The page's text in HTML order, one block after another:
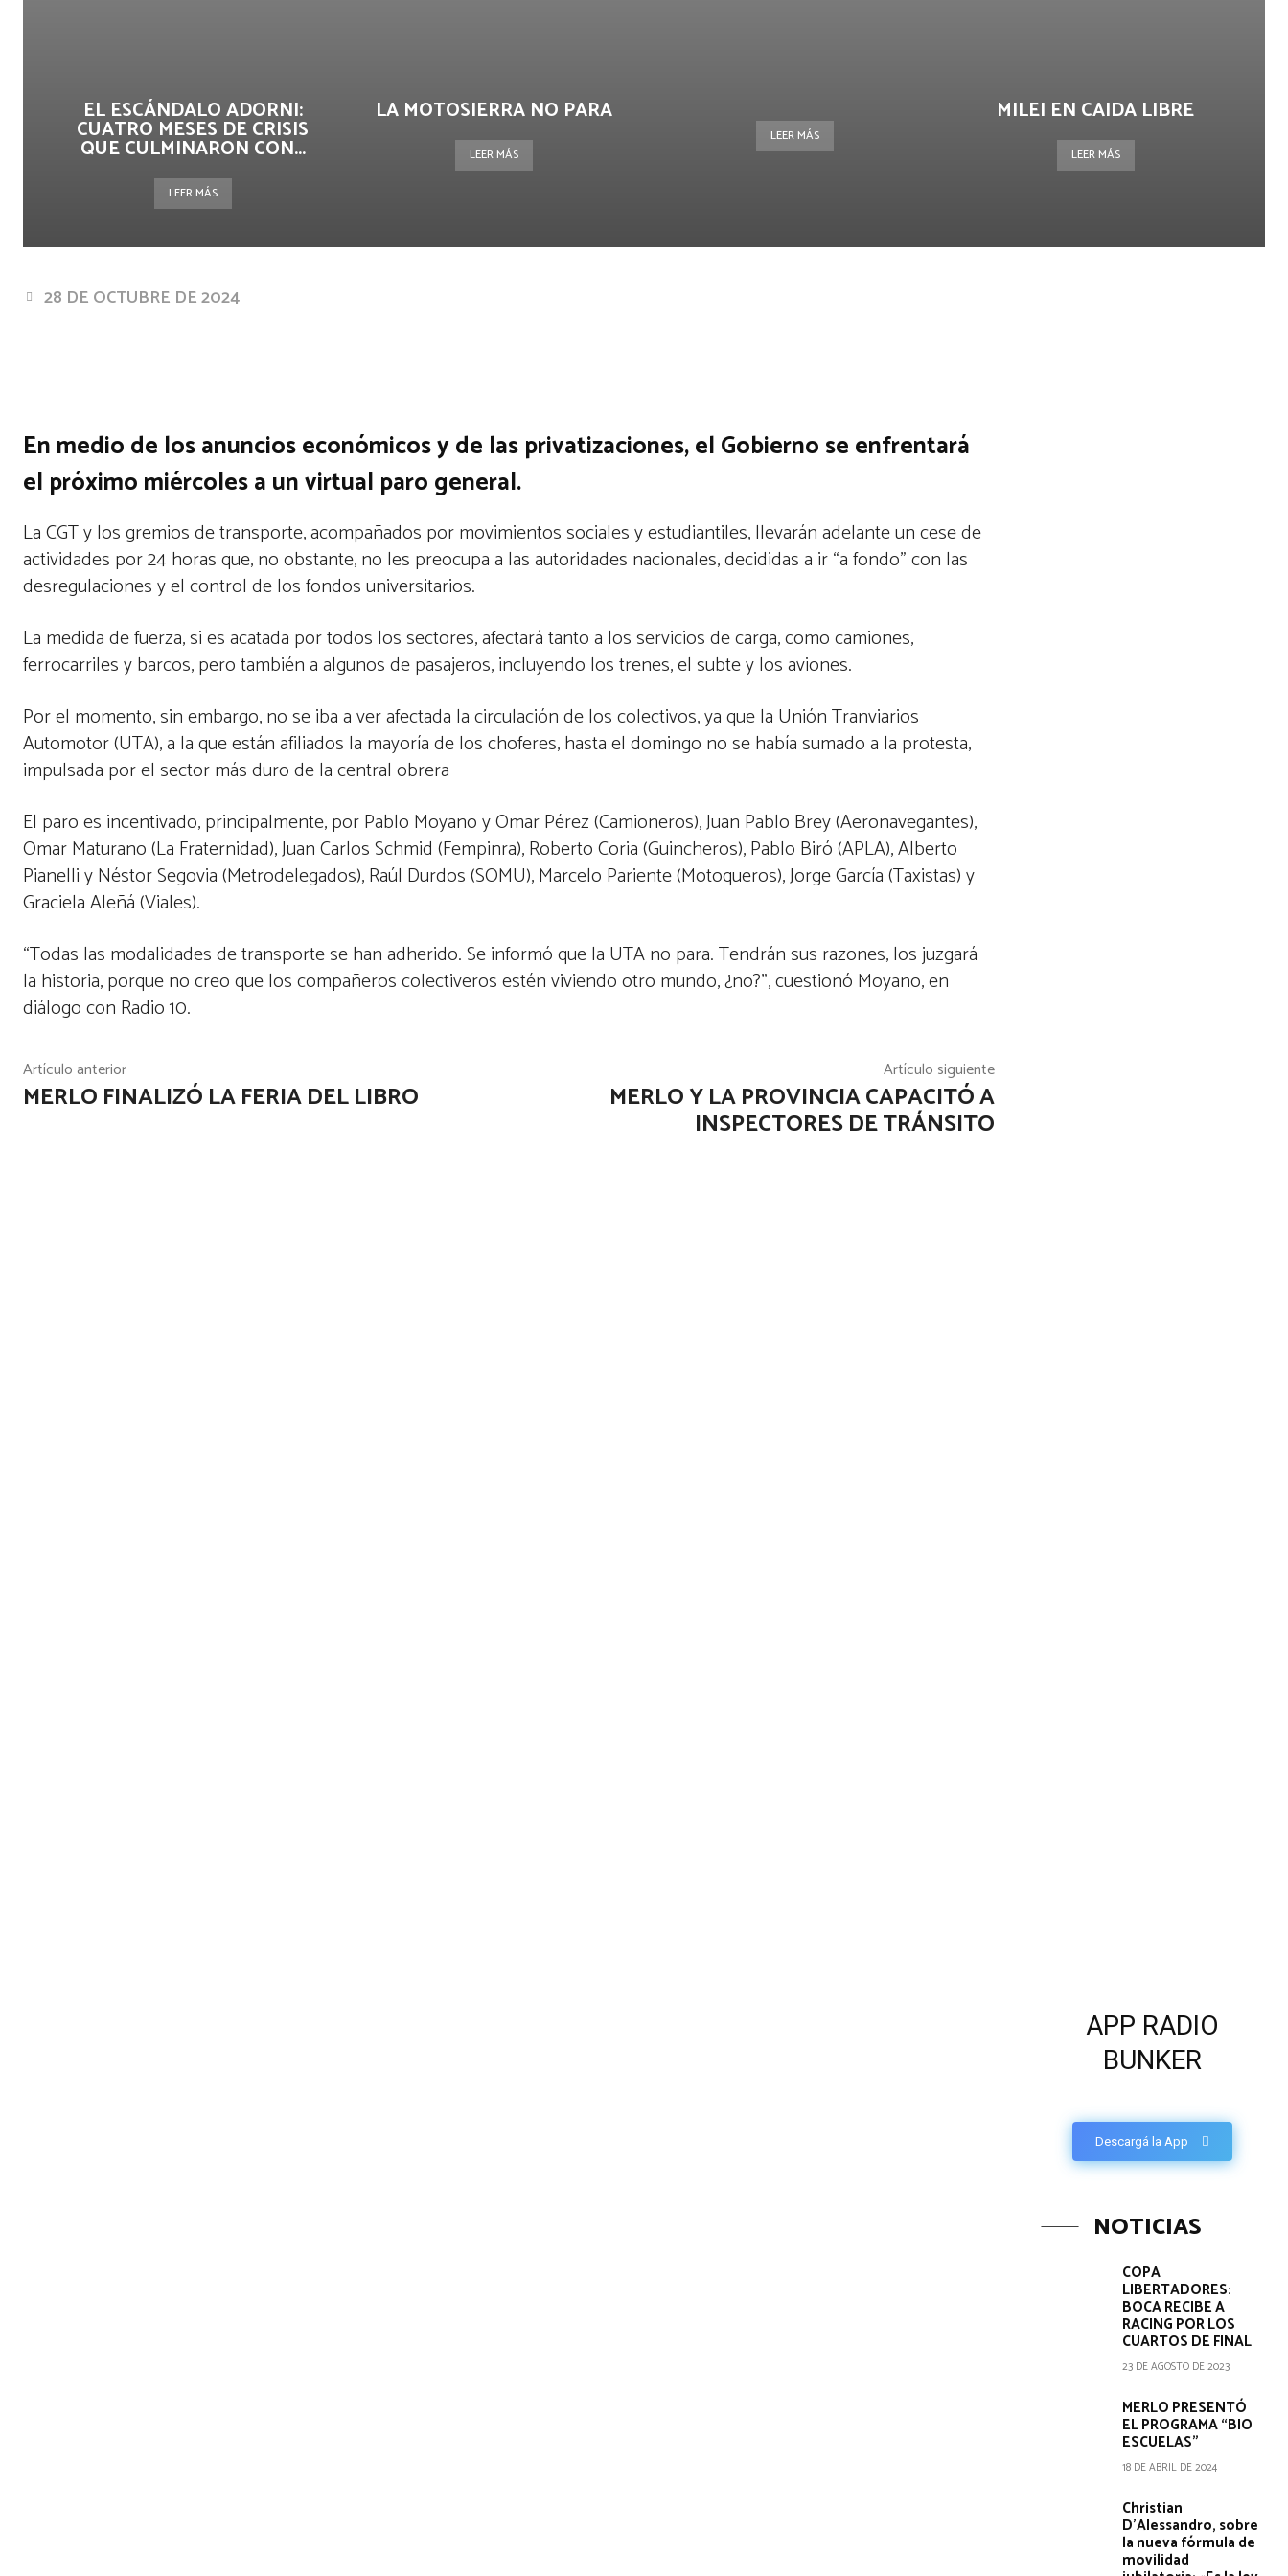
EL ESCÁNDALO ADORNI:
CUATRO MESES DE CRISIS
QUE CULMINARON CON...
LEER MÁS
LA MOTOSIERRA NO PARA
LEER MÁS
LEER MÁS
MILEI EN CAIDA LIBRE
LEER MÁS
28 DE OCTUBRE DE 2024
En medio de los anuncios económicos y de las privatizaciones, el Gobierno se enfrentará
el próximo miércoles a un virtual paro general.
La CGT y los gremios de transporte, acompañados por movimientos sociales y estudiantiles, llevarán adelante un cese de
actividades por 24 horas que, no obstante, no les preocupa a las autoridades nacionales, decididas a ir “a fondo” con las
desregulaciones y el control de los fondos universitarios.
La medida de fuerza, si es acatada por todos los sectores, afectará tanto a los servicios de carga, como camiones,
ferrocarriles y barcos, pero también a algunos de pasajeros, incluyendo los trenes, el subte y los aviones.
Por el momento, sin embargo, no se iba a ver afectada la circulación de los colectivos, ya que la Unión Tranviarios
Automotor (UTA), a la que están afiliados la mayoría de los choferes, hasta el domingo no se había sumado a la protesta,
impulsada por el sector más duro de la central obrera
El paro es incentivado, principalmente, por Pablo Moyano y Omar Pérez (Camioneros), Juan Pablo Brey (Aeronavegantes),
Omar Maturano (La Fraternidad), Juan Carlos Schmid (Fempinra), Roberto Coria (Guincheros), Pablo Biró (APLA), Alberto
Pianelli y Néstor Segovia (Metrodelegados), Raúl Durdos (SOMU), Marcelo Pariente (Motoqueros), Jorge García (Taxistas) y
Graciela Aleñá (Viales).
“Todas las modalidades de transporte se han adherido. Se informó que la UTA no para. Tendrán sus razones, los juzgará
la historia, porque no creo que los compañeros colectiveros estén viviendo otro mundo, ¿no?”, cuestionó Moyano, en
diálogo con Radio 10.
Artículo anterior
MERLO FINALIZÓ LA FERIA DEL LIBRO
Artículo siguiente
MERLO Y LA PROVINCIA CAPACITÓ A
INSPECTORES DE TRÁNSITO
APP RADIO
BUNKER
Descargá la App
NOTICIAS
COPA
LIBERTADORES:
BOCA RECIBE A
RACING POR LOS
CUARTOS DE FINAL
23 DE AGOSTO DE 2023
MERLO PRESENTÓ
EL PROGRAMA “BIO
ESCUELAS”
18 DE ABRIL DE 2024
Christian
D’Alessandro, sobre
la nueva fórmula de
movilidad